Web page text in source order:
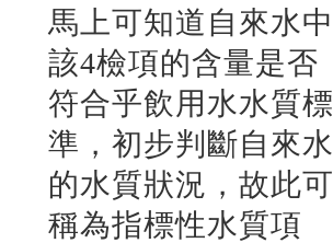
馬上可知道自來水中
該4檢項的含量是否
符合乎飲用水水質標
準，初步判斷自來水
的水質狀況，故此可
稱為指標性水質項